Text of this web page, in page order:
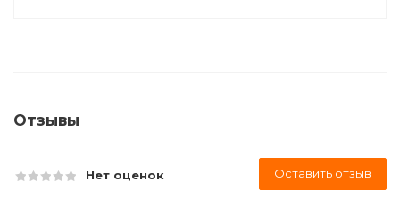
Отзывы
Нет оценок Оставить отзыв